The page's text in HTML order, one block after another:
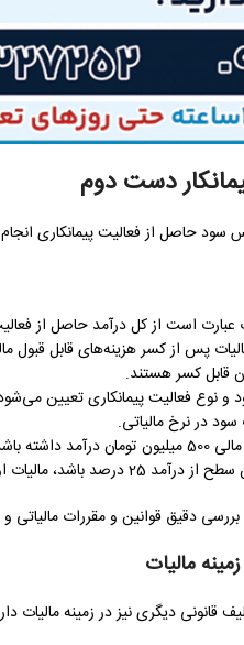
دست دوم
سود حاصل از فعالیت پیمانکاری
عبارت است از کل درآمد حاصل از
پس از کسر هزینه‌های قابل قبول
قابل کسر هستند.
و نوع فعالیت پیمانکاری تعیین
در نرخ مالیاتی.
میلیون تومان خواهد بود.
بررسی دقیق قوانین و مقررات
مالیات
قانونی دیگری نیز در زمینه مالیات